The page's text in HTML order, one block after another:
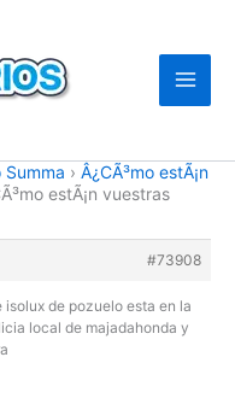
Summa › Â¿CÃ³mo estÃ¡n
estÃ¡n vuestras
#73908
isolux de pozuelo esta en la
local de majadahonda y